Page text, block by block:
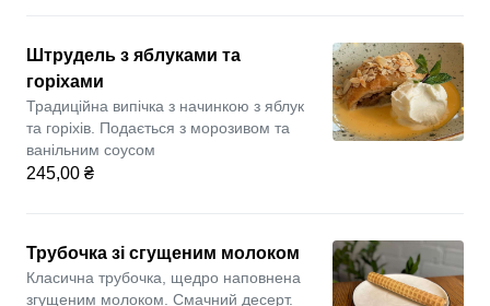
Штрудель з яблуками та
горіхами
Традиційна випічка з начинкою з яблук
та горіхів. Подається з морозивом та
ванільним соусом
245,00 ₴
Трубочка зі сгущеним молоком
Класична трубочка, щедро наповнена
згущеним молоком. Смачний десерт.